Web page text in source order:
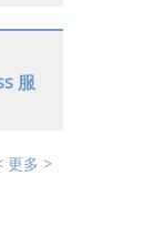
服
更多 >